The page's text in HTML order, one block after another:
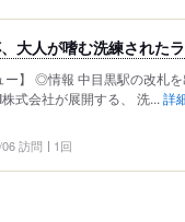
大人が嗜む洗練された
】 ◎情報 中目黒駅の改札を
式会社が展開する、 洗... 詳
訪問 1回